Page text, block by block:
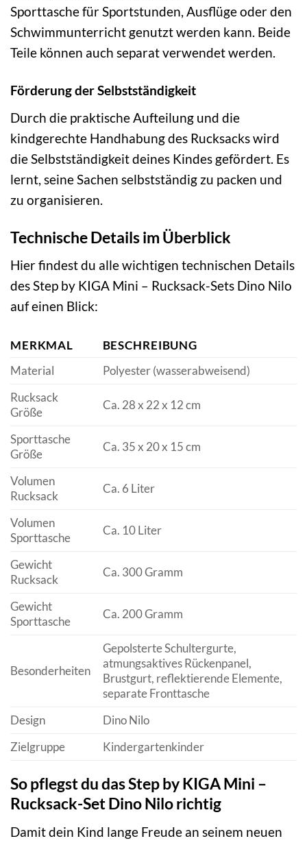
Sporttasche für Sportstunden, Ausflüge oder den
Schwimmunterricht genutzt werden kann. Beide
Teile können auch separat verwendet werden.
Förderung der Selbstständigkeit
Durch die praktische Aufteilung und die
kindgerechte Handhabung des Rucksacks wird
die Selbstständigkeit deines Kindes gefördert. Es
lernt, seine Sachen selbstständig zu packen und
zu organisieren.
Technische Details im Überblick
Hier findest du alle wichtigen technischen Details
des Step by KIGA Mini – Rucksack-Sets Dino Nilo
auf einen Blick:
MERKMAL
BESCHREIBUNG
Material
Polyester (wasserabweisend)
Rucksack
Größe
Ca. 28 x 22 x 12 cm
Sporttasche
Größe
Ca. 35 x 20 x 15 cm
Volumen
Rucksack
Ca. 6 Liter
Volumen
Sporttasche
Ca. 10 Liter
Gewicht
Rucksack
Ca. 300 Gramm
Gewicht
Sporttasche
Ca. 200 Gramm
Besonderheiten
Gepolsterte Schultergurte,
atmungsaktives Rückenpanel,
Brustgurt, reflektierende Elemente,
separate Fronttasche
Design
Dino Nilo
Zielgruppe
Kindergartenkinder
So pflegst du das Step by KIGA Mini –
Rucksack-Set Dino Nilo richtig
Damit dein Kind lange Freude an seinem neuen